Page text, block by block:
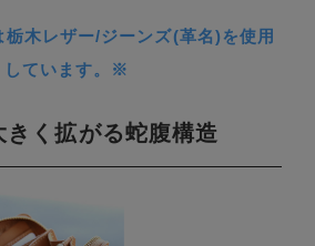
木レザー/ジーンズ(革名)を使用
しています。※
きく拡がる蛇腹構造